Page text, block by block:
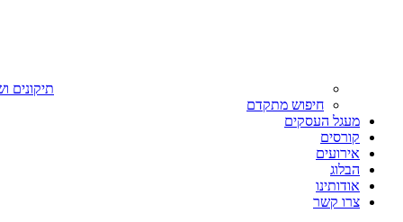
תיקונים
חיפוש מתקדם
מעגל העסקים
קורסים
אירועים
הבלוג
אודותינו
צרו קשר